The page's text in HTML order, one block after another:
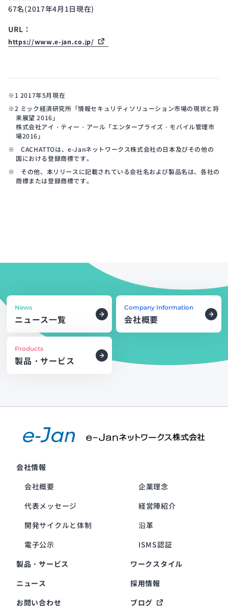
67名(2017年4月1日現在)
URL：
https://www.e-jan.co.jp/
※1 2017年5月現在
※2 ミック経済研究所「情報セキュリティソリューション市場の現状と将
来展望 2016」
株式会社アイ・ティー・アール「エンタープライズ・モバイル管理市
場2016」
※ CACHATTOは、e-Janネットワークス株式会社の日本及びその他の
国における登録商標です。
※ その他、本リリースに記載されている会社名および製品名は、各社の
商標または登録商標です。
News
ニュース一覧
Company Information
会社概要
Products
製品・サービス
会社情報
会社概要
企業理念
代表メッセージ
経営陣紹介
開発サイクルと体制
沿革
電子公示
ISMS認証
製品・サービス
ワークスタイル
ニュース
採用情報
お問い合わせ
ブログ